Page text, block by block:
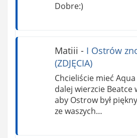
Dobre:)
Matiii - I Ostrów
(ZDJĘCIA)
Chcieliście mieć
dalej wierzcie Beatce
aby Ostrow był
ze waszych…